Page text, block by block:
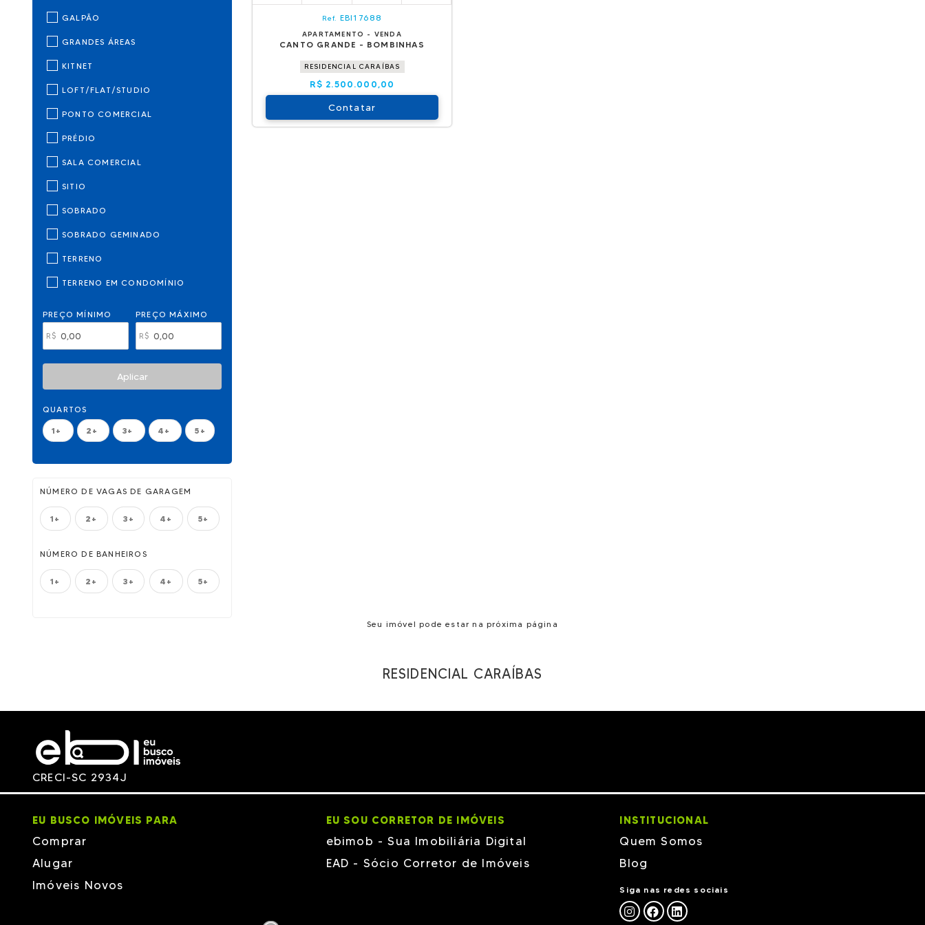
GALPÃO
GRANDES ÁREAS
KITNET
LOFT/FLAT/STUDIO
PONTO COMERCIAL
PRÉDIO
SALA COMERCIAL
SITIO
SOBRADO
SOBRADO GEMINADO
TERRENO
TERRENO EM CONDOMÍNIO
PREÇO MÍNIMO
R$
PREÇO MÁXIMO
R$
Aplicar
QUARTOS
1+ 2+ 3+ 4+ 5+
NÚMERO DE VAGAS DE GARAGEM
1+ 2+ 3+ 4+ 5+
NÚMERO DE BANHEIROS
1+ 2+ 3+ 4+ 5+
Ref. EBI17688
APARTAMENTO - VENDA
CANTO GRANDE - BOMBINHAS
RESIDENCIAL CARAÍBAS
R$ 2.500.000,00
Contatar
Seu imóvel pode estar na próxima página
RESIDENCIAL CARAÍBAS
CRECI-SC 2934J
EU BUSCO IMÓVEIS PARA
Comprar
Alugar
Imóveis Novos
EU SOU CORRETOR DE IMÓVEIS
ebimob - Sua Imobiliária Digital
EAD - Sócio Corretor de Imóveis
INSTITUCIONAL
Quem Somos
Blog
Siga nas redes sociais